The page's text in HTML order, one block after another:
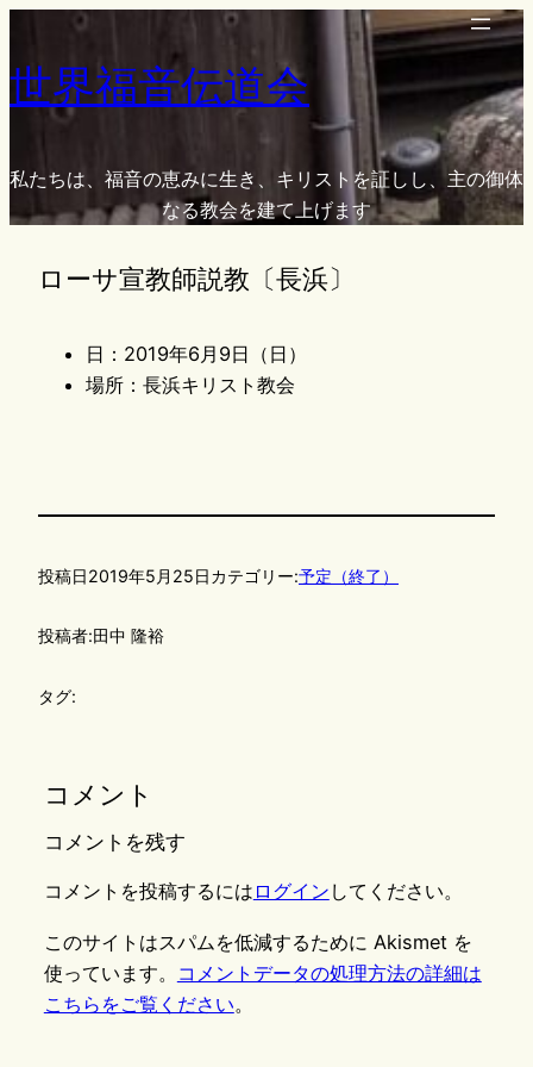
を
ッ
世界福音伝道会
私たちは、福音の恵みに生き、キリストを証しし、主の御体
なる教会を建て上げます
ローサ宣教師説教〔長浜〕
日：2019年6月9日（日）
場所：長浜キリスト教会
投稿日2019年5月25日カテゴリー:予定（終了）
投稿者:田中 隆裕
タグ:
コメント
コメントを残す
コメントを投稿するには ログイン してください。
このサイトはスパムを低減するために Akismet を
使っています。
コメントデータの処理方法の詳細は
こちらをご覧ください。